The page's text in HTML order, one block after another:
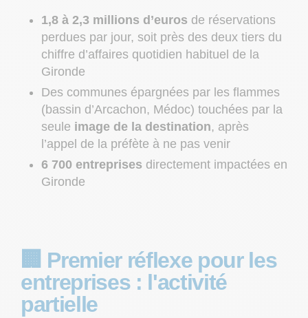
1,8 à 2,3 millions d’euros de réservations
perdues par jour, soit près des deux tiers du
chiffre d’affaires quotidien habituel de la
Gironde
Des communes épargnées par les flammes
(bassin d’Arcachon, Médoc) touchées par la
seule image de la destination, après
l’appel de la préfète à ne pas venir
6 700 entreprises directement impactées en
Gironde
🏢 Premier réflexe pour les
entreprises : l'activité
partielle